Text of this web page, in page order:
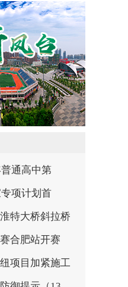
通高中第
项计划首
特大桥斜拉桥
合肥站开赛
项目加紧施工